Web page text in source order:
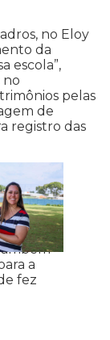
no Eloy
da
escola”,
no
pelas
de
registro das
pelo
a
fez